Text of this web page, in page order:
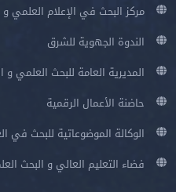
مركز البحث في الإعلام العلمي و
الندوة الجهوية للشرق
المديرية العامة للبحث العلمي و
حاضنة الأعمال الرقمية
الوكالة الموضوعاتية للبحث في
فضاء التعليم العالي و البحث